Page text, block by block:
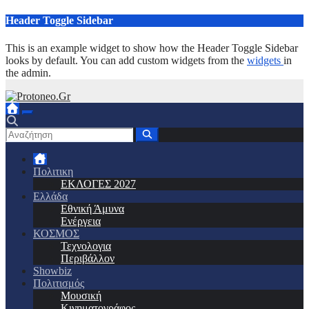
Μετάβαση
περιεχόμενο
Header Toggle Sidebar
This is an example widget to show how the Header Toggle Sidebar
looks by default. You can add custom widgets from the widgets in
the admin.
Πολιτικη
ΕΚΛΟΓΕΣ 2027
Ελλάδα
Εθνική Άμυνα
Ενέργεια
ΚΟΣΜΟΣ
Τεχνολογια
Περιβάλλον
Showbiz
Πολιτισμός
Μουσική